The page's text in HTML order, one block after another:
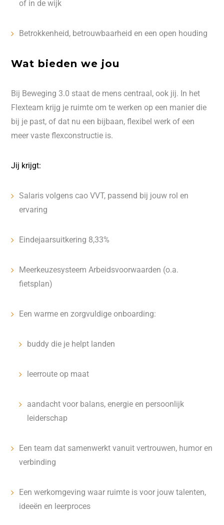
of in de wijk
Betrokkenheid, betrouwbaarheid en een open houding
Wat bieden we jou
Bij Beweging 3.0 staat de mens centraal, ook jij. In het
Flexteam krijg je ruimte om te werken op een manier die
bij je past, of dat nu een bijbaan, flexibel werk of een
meer vaste flexconstructie is.
Jij krijgt:
Salaris volgens cao VVT, passend bij jouw rol en
ervaring
Eindejaarsuitkering 8,33%
Meerkeuzesysteem Arbeidsvoorwaarden (o.a.
fietsplan)
Een warme en zorgvuldige onboarding:
buddy die je helpt landen
leerroute op maat
aandacht voor balans, energie en persoonlijk
leiderschap
Een team dat samenwerkt vanuit vertrouwen, humor en
verbinding
Een werkomgeving waar ruimte is voor jouw talenten,
ideeën en leerproces